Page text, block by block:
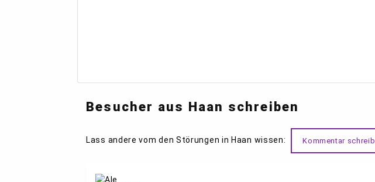
Besucher aus Haan schreiben
Lass andere vom den Störungen in Haan wissen: Kommentar